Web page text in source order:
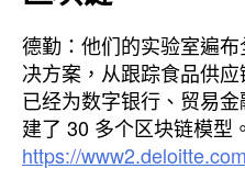
德勤：他们的实验室遍
决方案，从跟踪食品供
已经为数字银行、贸易
建了 30 多个区块链模型。
https://